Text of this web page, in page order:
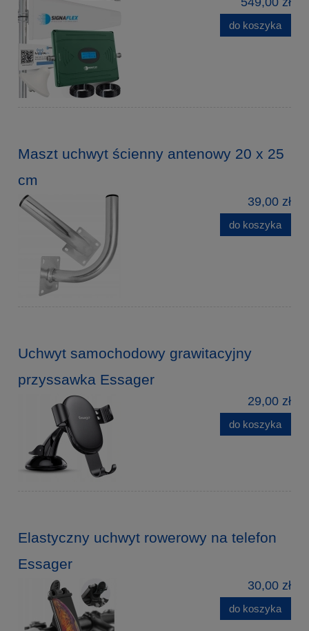
do koszyka
Maszt uchwyt ścienny antenowy 20 x 25
cm
39,00 zł
do koszyka
Uchwyt samochodowy grawitacyjny
przyssawka Essager
29,00 zł
do koszyka
Elastyczny uchwyt rowerowy na telefon
Essager
30,00 zł
do koszyka